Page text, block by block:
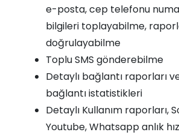
e-posta, cep telefonu
bilgileri toplayabilme,
doğrulayabilme
Toplu SMS gönderebilme
Detaylı bağlantı raporları
bağlantı istatistikleri
Detaylı Kullanım raporları,
Youtube, Whatsapp anlık